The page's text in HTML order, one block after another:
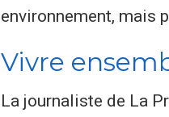
environnement, mais
Vivre
La journaliste de La